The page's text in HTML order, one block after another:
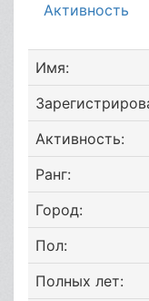
Активность
Имя:
Активность:
Ранг:
Город:
Пол:
Полных лет: